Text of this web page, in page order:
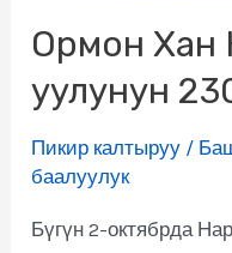
Ормон Хан
уулунун
Пикир калтыруу /
баалуулук
Бүгүн 2-октябрда